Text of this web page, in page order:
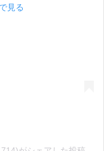
見る